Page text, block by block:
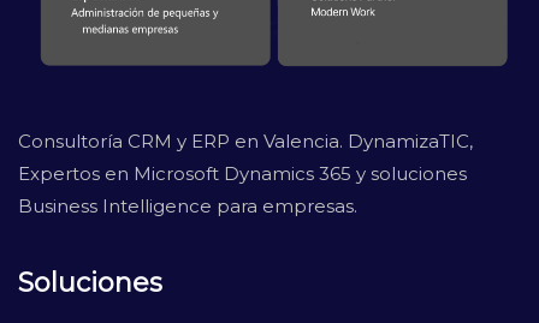
Consultoría CRM y ERP en Valencia. DynamizaTIC,
Expertos en Microsoft Dynamics 365 y soluciones
Business Intelligence para empresas.
Soluciones